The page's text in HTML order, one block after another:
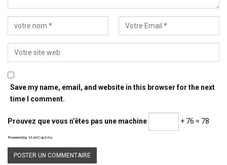
Save my name, email, and website in this browser for the next
time I comment.
Prouvez que vous n’êtes pas une machine + 76 = 78
Powered by MathCaptcha